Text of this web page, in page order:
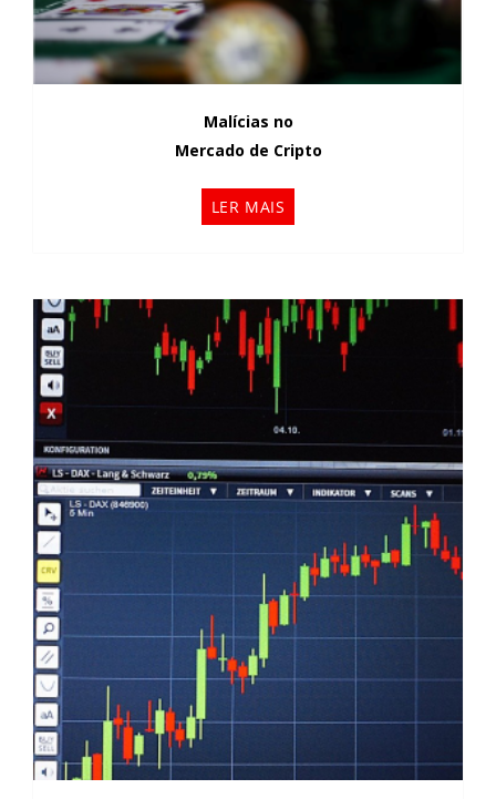
Malícias no
Mercado de Cripto
LER MAIS